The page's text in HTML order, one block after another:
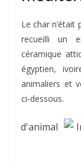
Le char
recueilli un
céramique
égyptien,
animaliers et
ci-dessous.